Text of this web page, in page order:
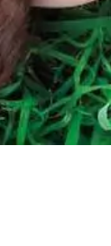
Sin embargo,